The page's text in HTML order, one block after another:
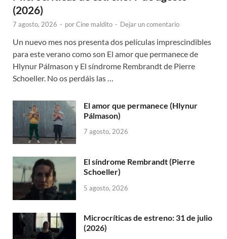
(2026)
7 agosto, 2026 - porCine maldito - Dejar un comentario
Un nuevo mes nos presenta dos películas imprescindibles
para este verano como son El amor que permanece de
Hlynur Pálmason y El síndrome Rembrandt de Pierre
Schoeller. No os perdáis las …
El amor que permanece (Hlynur
Pálmason)
7 agosto, 2026
El síndrome Rembrandt (Pierre
Schoeller)
5 agosto, 2026
Microcríticas de estreno: 31 de julio
(2026)